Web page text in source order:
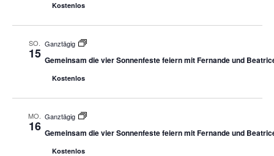
Kostenlos
SO.
15
Ganztägig
Gemeinsam die vier Sonnenfeste feiern mit Fernande und
Kostenlos
MO.
16
Ganztägig
Gemeinsam die vier Sonnenfeste feiern mit Fernande und
Kostenlos